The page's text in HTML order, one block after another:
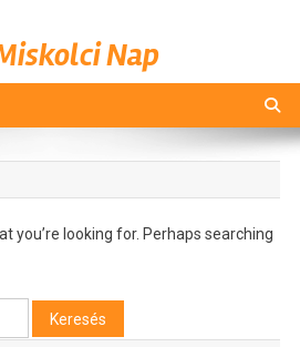
Nap
you’re looking for. Perhaps searching